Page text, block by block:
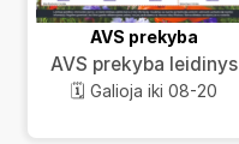
AVS prekyba
AVS prekyba leidinys
🗓️ Galioja iki 08-20